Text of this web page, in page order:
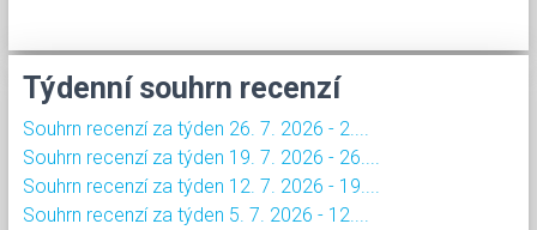
Týdenní souhrn recenzí
Souhrn recenzí za týden 26. 7. 2026 - 2....
Souhrn recenzí za týden 19. 7. 2026 - 26....
Souhrn recenzí za týden 12. 7. 2026 - 19....
Souhrn recenzí za týden 5. 7. 2026 - 12....